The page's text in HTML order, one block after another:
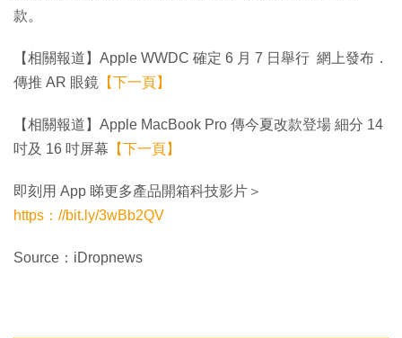
款。
【相關報道】Apple WWDC 確定 6 月 7 日舉行 網上發布．
傳推 AR 眼鏡 【下一頁】
【相關報道】Apple MacBook Pro 傳今夏改款登場 細分 14
吋及 16 吋屏幕 【下一頁】
即刻用 App 睇更多產品開箱科技影片＞
https：//bit.ly/3wBb2QV
Source：iDropnews